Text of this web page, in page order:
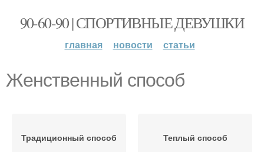
90-60-90 | СПОРТИВНЫЕ ДЕВУШКИ
главная новости статьи
Женственный способ
Традиционный способ Теплый способ